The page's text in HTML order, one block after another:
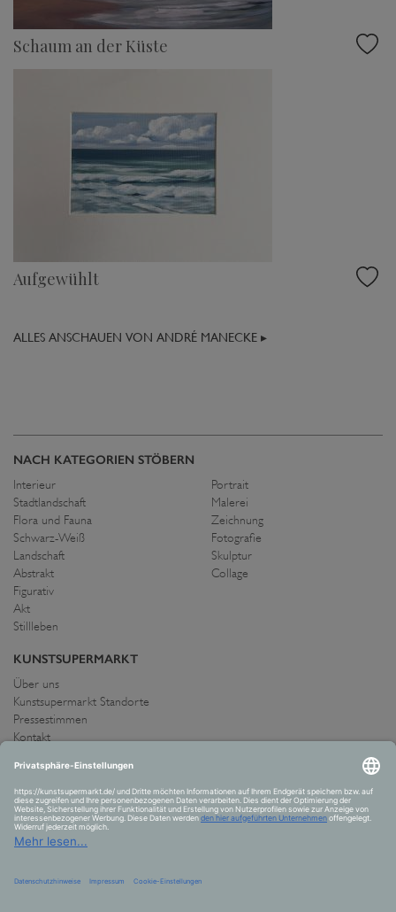
Schaum an der Küste
Aufgewühlt
ALLES ANSCHAUEN VON ANDRÉ MANECKE ▸
NACH KATEGORIEN STÖBERN
Interieur
Stadtlandschaft
Flora und Fauna
Schwarz-Weiß
Landschaft
Abstrakt
Figurativ
Akt
Stillleben
Portrait
Malerei
Zeichnung
Fotografie
Skulptur
Collage
KUNSTSUPERMARKT
Über uns
Kunstsupermarkt Standorte
Pressestimmen
Kontakt
IMPRESSUM UND AGB
Allgemeine Geschäftsbedingungen
Widerrufsrecht
Datenschutzerklärung
Allgemeine Geschäftsbedingungen
Versand und Zahlung